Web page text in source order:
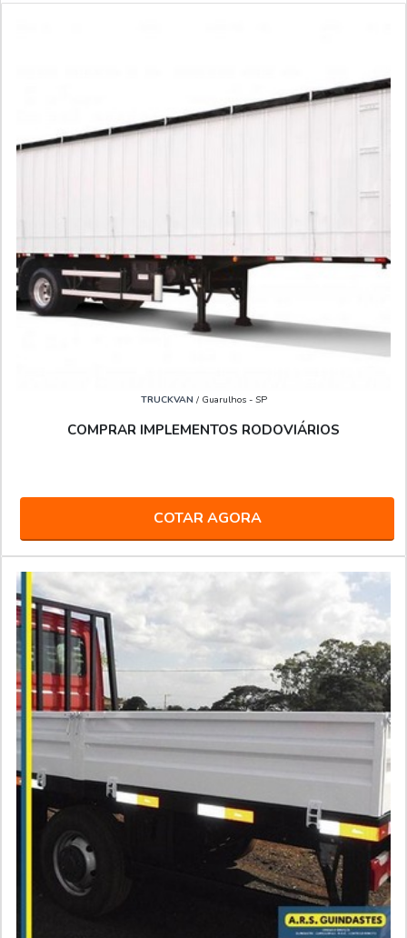
TRUCKVAN / Guarulhos - SP
COMPRAR IMPLEMENTOS RODOVIÁRIOS
COTAR AGORA